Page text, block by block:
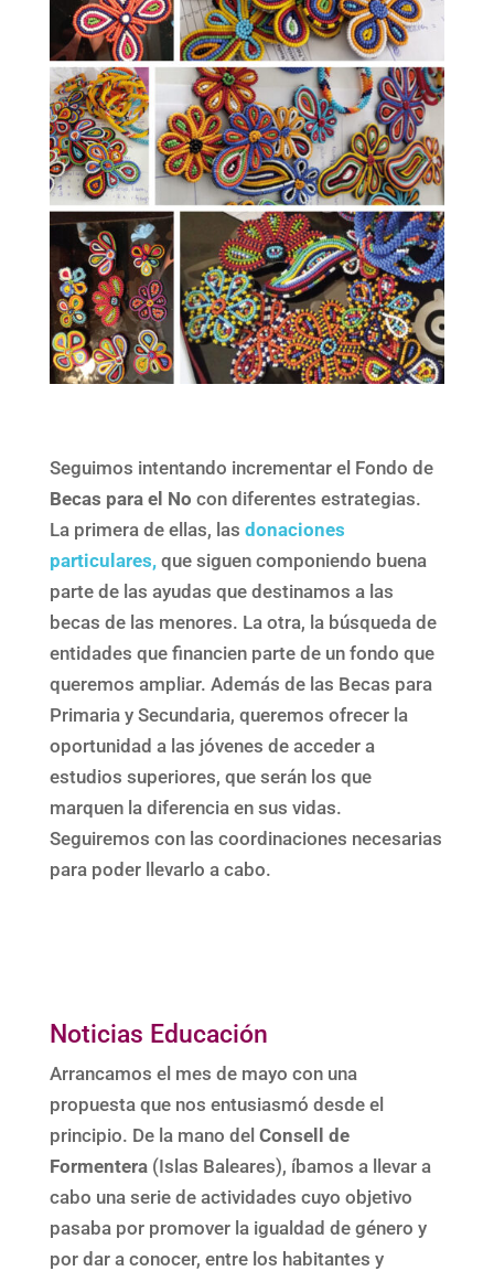
Seguimos intentando incrementar el Fondo de
Becas para el No con diferentes estrategias.
La primera de ellas, las donaciones
particulares, que siguen componiendo buena
parte de las ayudas que destinamos a las
becas de las menores. La otra, la búsqueda de
entidades que financien parte de un fondo que
queremos ampliar. Además de las Becas para
Primaria y Secundaria, queremos ofrecer la
oportunidad a las jóvenes de acceder a
estudios superiores, que serán los que
marquen la diferencia en sus vidas.
Seguiremos con las coordinaciones necesarias
para poder llevarlo a cabo.
Noticias Educación
Arrancamos el mes de mayo con una
propuesta que nos entusiasmó desde el
principio. De la mano del Consell de
Formentera(Islas Baleares), íbamos a llevar a
cabo una serie de actividades cuyo objetivo
pasaba por promover la igualdad de género y
por dar a conocer, entre los habitantes y